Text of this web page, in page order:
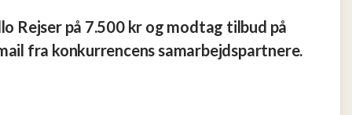
Rejser på 7.500 kr og modtag tilbud på
fra konkurrencens samarbejdspartnere.